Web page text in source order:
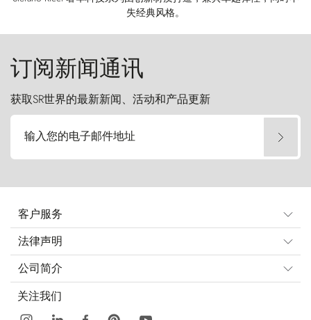
失经典风格。
订阅新闻通讯
获取SR世界的最新新闻、活动和产品更新
输入您的电子邮件地址
客户服务
法律声明
公司简介
关注我们